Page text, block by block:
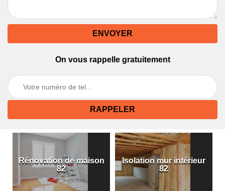
On vous rappelle gratuitement
Rénovation de maison
82
Isolation mur intérieur
82